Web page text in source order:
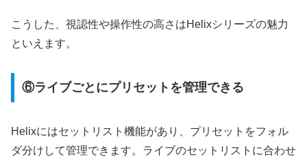
こうした、視認性や操作性の高さはHelixシリーズの魅力
といえます。
⑥ライブごとにプリセットを管理できる
Helixにはセットリスト機能があり、プリセットをフォル
ダ分けして管理できます。ライブのセットリストに合わせ